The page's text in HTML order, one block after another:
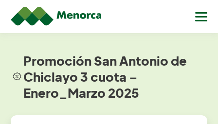
Promoción San Antonio de
Chiclayo 3 cuota –
Enero_Marzo 2025